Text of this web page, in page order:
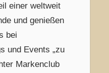
einer weltweit
und genießen
bei
und Events „zu
Markenclub